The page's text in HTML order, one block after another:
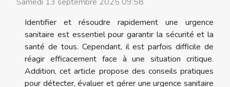
Identifier et résoudre rapidement une urgence
sanitaire est essentiel pour garantir la sécurité et la
santé de tous. Cependant, il est parfois difficile de
réagir efficacement face à une situation critique.
Addition, cet article propose des conseils pratiques
pour détecter, évaluer et gérer une urgence sanitaire